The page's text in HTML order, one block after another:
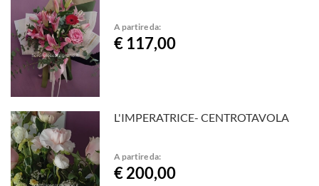
A partire da:
€ 117,00
L'IMPERATRICE- CENTROTAVOLA
A partire da:
€ 200,00